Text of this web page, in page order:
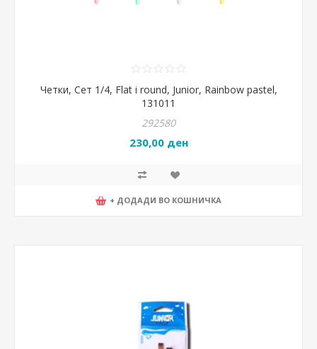
Четки, Сет 1/4, Flat i round, Junior, Rainbow pastel,
131011
292580
230,00 ден
+ ДОДАДИ ВО КОШНИЧКА